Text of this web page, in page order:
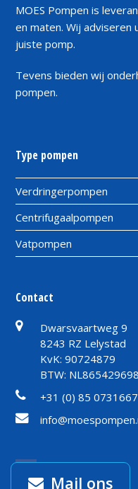
Mail ons
MOES Pompen is
en maten. Wij adviseren
juiste pomp.
Tevens bieden wij
pompen.
Type pompen
Verdringerpompen
Centrifugaalpompen
Vatpompen
Contact
Dwarsvaartweg 9
8243 RZ Lelystad
KvK: 90724879
BTW:
+31 (0) 85 0731667